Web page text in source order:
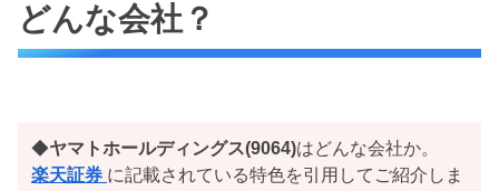
どんな会社？
◆ヤマトホールディングス(9064)はどんな会社か。
楽天証券 に記載されている特色を引用してご紹介しま